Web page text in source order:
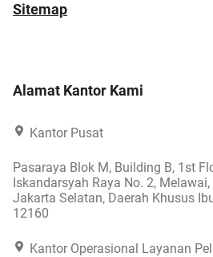
Sitemap
Alamat Kantor Kami
Kantor Pusat
Pasaraya Blok M, Building B, 1st
Iskandarsyah Raya No. 2, Melawai,
Jakarta Selatan, Daerah Khusus
12160
Kantor Operasional Layanan